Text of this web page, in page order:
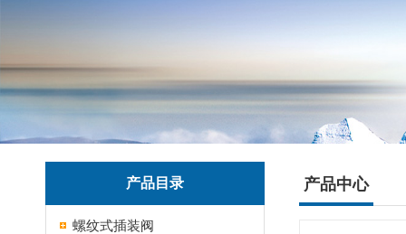
产品目录
螺纹式插装阀
产品中心